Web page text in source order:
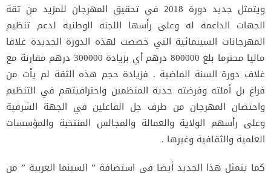
ويتمثل جديد دورة 2018 في تحقيق المهرجان للمزيد من ثقة
الجهات الداعمة له وعلى رأسها اللجنة الوطنية لدعم تنظيم
المهرجانات السينمائية التي خصصت لهذه الدورة الجديدة غلافا
ماليا محترما بلغ 800000 درهم أي بزيادة 300000 درهم مقارنة مع
غلاف دورة السنة الماضية . فزيادة حجم هذه الثقة لم يأت من
فراغ بل أملته وفرضته جدية المنظمين واحترافيتهم في التنظيم
واحتضان المهرجان من طرف جل الفاعلين في الجهة الشرقية
وعلى رأسهم الولاية والعمالة والمجالس المنتخبة والمؤسسات
العلمية والثقافية وغيرها .
كما يتمثل هذا الجديد أيضا في استضافة ” السينما العربية ” من